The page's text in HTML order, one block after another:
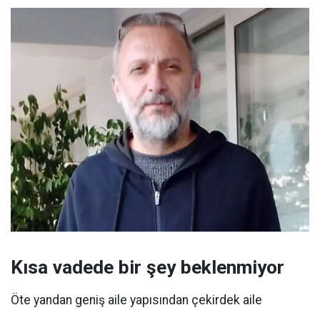
Kısa vadede bir şey beklenmiyor
Öte yandan geniş aile yapısından çekirdek aile